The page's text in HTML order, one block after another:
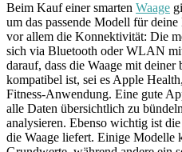
Beim Kauf einer smarten Waage
um das passende Modell für
vor allem die Konnektivität: Die
sich via Bluetooth oder WLAN
darauf, dass die Waage mit
kompatibel ist, sei es Apple
Fitness-Anwendung. Eine gute
alle Daten übersichtlich zu
analysieren. Ebenso wichtig ist
die Waage liefert. Einige Modelle